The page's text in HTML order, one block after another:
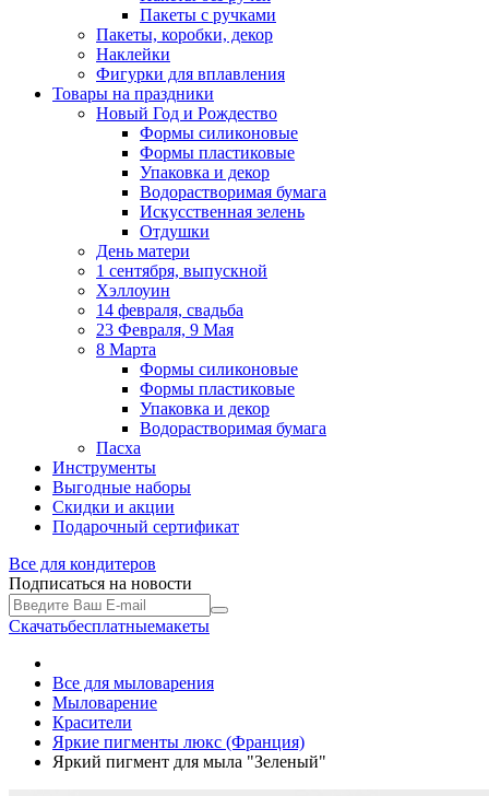
Пакеты с ручками
Пакеты, коробки, декор
Наклейки
Фигурки для вплавления
Товары на праздники
Новый Год и Рождество
Формы силиконовые
Формы пластиковые
Упаковка и декор
Водорастворимая бумага
Искусственная зелень
Отдушки
День матери
1 сентября, выпускной
Хэллоуин
14 февраля, свадьба
23 Февраля, 9 Мая
8 Марта
Формы силиконовые
Формы пластиковые
Упаковка и декор
Водорастворимая бумага
Пасха
Инструменты
Выгодные наборы
Скидки и акции
Подарочный сертификат
Все для кондитеров
Подписаться на новости
Скачатьбесплатныемакеты
Все для мыловарения
Мыловарение
Красители
Яркие пигменты люкс (Франция)
Яркий пигмент для мыла "Зеленый"